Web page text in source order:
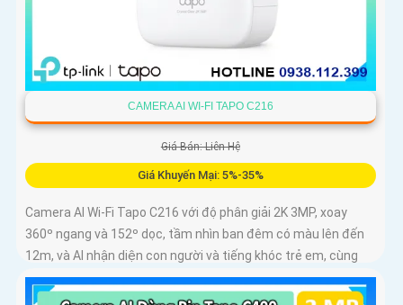
CAMERA AI WI-FI TAPO C216
Giá Bán: Liên Hệ
Giá Khuyến Mại: 5%-35%
Camera AI Wi-Fi Tapo C216 với độ phân giải 2K 3MP, xoay
360º ngang và 152º dọc, tầm nhìn ban đêm có màu lên đến
12m, và AI nhận diện con người và tiếng khóc trẻ em, cùng
khả năng theo dõi chuyển động tự động